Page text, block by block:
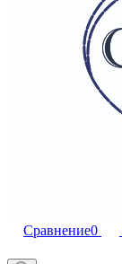
Сравнение0